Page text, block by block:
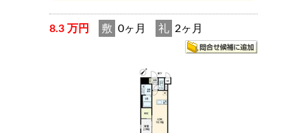
8.3 万円 敷 0ヶ月 礼 2ヶ月